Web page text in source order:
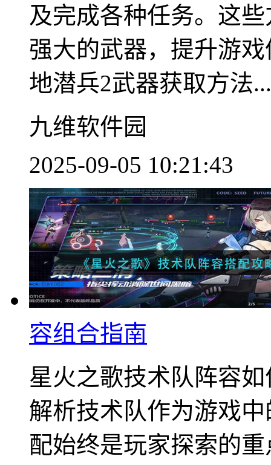
及完成各种任务。这
强大的武器，提升游
地潜兵2武器获取方法...
九维软件园
2025-09-05 10:21:43
容组合指南
星火之歌技术队阵容
解析技术队作为游戏
配始终是玩家探索的